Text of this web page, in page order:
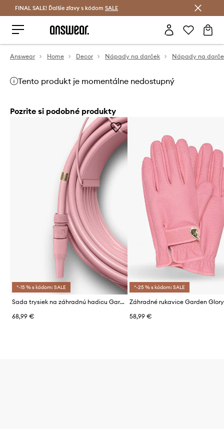
Šetrite s Answear Club >
FINAL SALE! Ďalšie zľavy s kódom SALE
Answear Home Decor Nápady na darček Nápady na
Tento produkt je momentálne nedostupný
Pozrite si podobné produkty
*-15 % s kódom: SALE
Sada trysiek na záhradnú hadicu Garden Glory Rusty Rosé 3-pak
68,99 €
*-25 % s kódom: SALE
58,99 €